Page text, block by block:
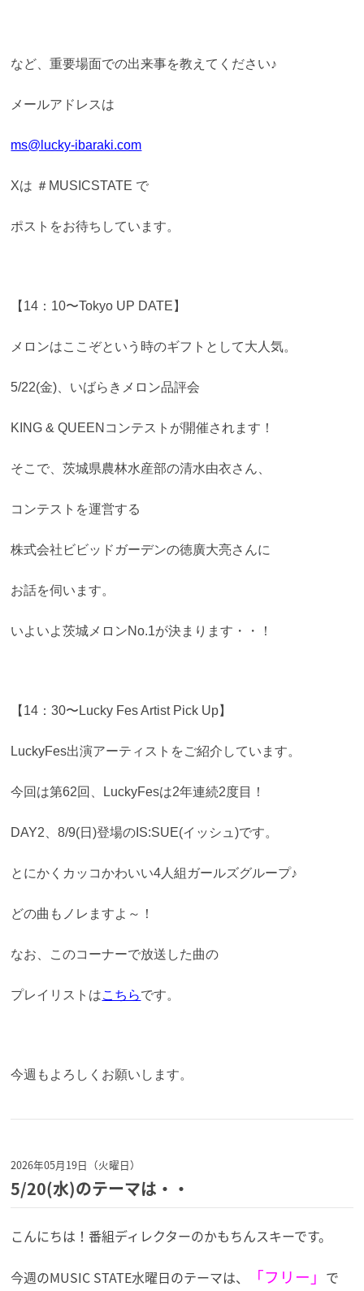
など、重要場面での出来事を教えてください♪
メールアドレスは
ms@lucky-ibaraki.com
Xは ＃MUSICSTATE で
ポストをお待ちしています。
【14：10〜Tokyo UP DATE】
メロンはここぞという時のギフトとして大人気。
5/22(金)、いばらきメロン品評会
KING & QUEENコンテストが開催されます！
そこで、茨城県農林水産部の清水由衣さん、
コンテストを運営する
株式会社ビビッドガーデンの徳廣大亮さんに
お話を伺います。
いよいよ茨城メロンNo.1が決まります・・！
【14：30〜Lucky Fes Artist Pick Up】
LuckyFes出演アーティストをご紹介しています。
今回は第62回、LuckyFesは2年連続2度目！
DAY2、8/9(日)登場のIS:SUE(イッシュ)です。
とにかくカッコかわいい4人組ガールズグループ♪
どの曲もノレますよ～！
なお、このコーナーで放送した曲の
プレイリストはこちらです。
今週もよろしくお願いします。
2026年05月19日（火曜日）
5/20(水)のテーマは・・
こんにちは！番組ディレクターのかもちんスキーです。
今週のMUSIC STATE水曜日のテーマは、 「フリー」 で